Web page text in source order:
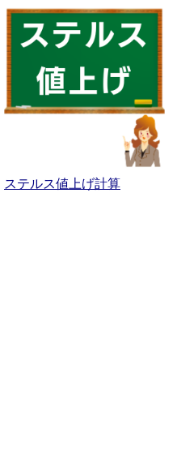
ステルス値上げ計算